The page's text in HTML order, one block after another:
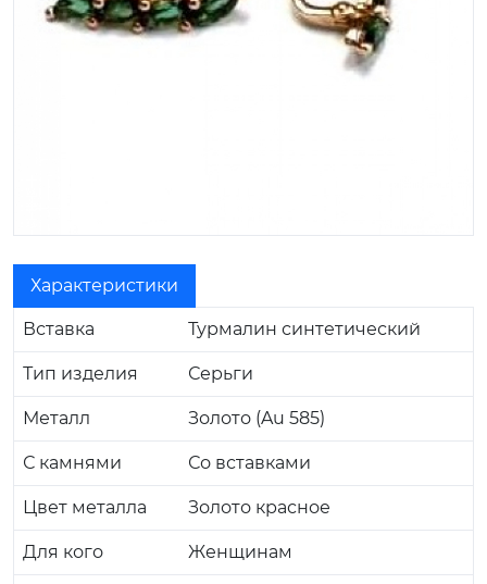
Характеристики
Вставка Турмалин синтетический
Тип изделия Серьги
Металл Золото (Au 585)
С камнями Со вставками
Цвет металла Золото красное
Для кого Женщинам